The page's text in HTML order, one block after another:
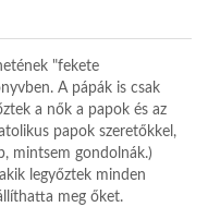
"fekete
A pápák is csak
a nők a papok és az
papok szeretőkkel,
mintsem gondolnák.)
legyőztek minden
meg őket.